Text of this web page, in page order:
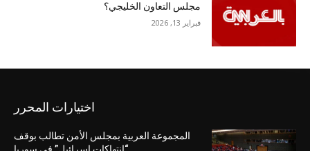
مجلس التعاون الخليجي؟
فبراير 13, 2026
اختيارات المحرر
المجموعة العربية بمجلس الأمن تطالب بوقف
“انتهاكات إسرائيل” في سوريا